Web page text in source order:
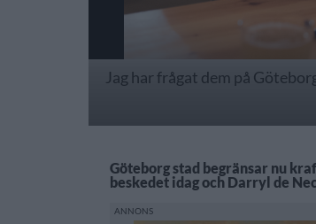
Jag har frågat dem på
Göteborg stad begränsar nu
beskedet idag och Darryl de